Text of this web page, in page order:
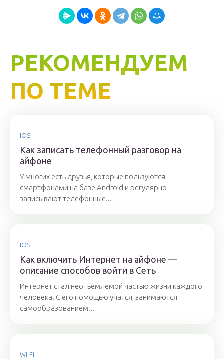
РЕКОМЕНДУЕМ
ПО ТЕМЕ
IOS
Как записать телефонный разговор на
айфоне
У многих есть друзья, которые пользуются
смартфонами на базе Android и регулярно
записывают телефонные...
IOS
Как включить Интернет на айфоне —
описание способов войти в Сеть
Интернет стал неотъемлемой частью жизни каждого
человека. С его помощью учатся, занимаются
самообразованием...
Wi-Fi